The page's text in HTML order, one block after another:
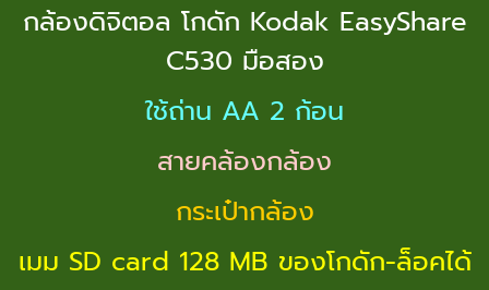
กล้องดิจิตอล โกดัก Kodak EasyShare
C530 มือสอง
ใช้ถ่าน AA 2 ก้อน
สายคล้องกล้อง
กระเป๋ากล้อง
เมม SD card 128 MB ของโกดัก-ล็อคได้